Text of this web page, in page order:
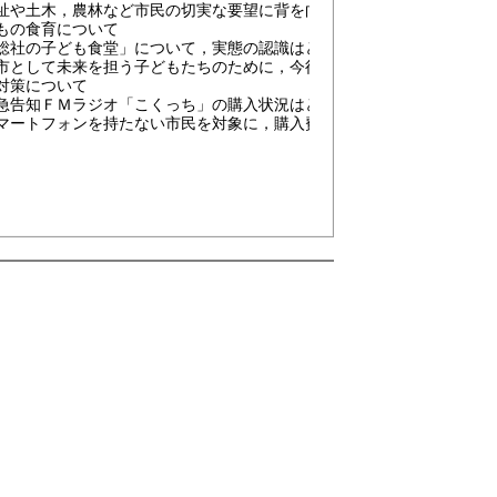
や土木，農林など市民の切実な要望に背を向けることはないと思うが
食育について
社の子ども食堂」について，実態の認識はどうか。
として未来を担う子どもたちのために，今後どう向き合っていくのか
について
告知ＦＭラジオ「こくっち」の購入状況はどうか。
ートフォンを持たない市民を対象に，購入費用の助成は考えられない